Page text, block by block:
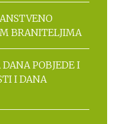
BRANITELJIMA
POBJEDE I
I DANA